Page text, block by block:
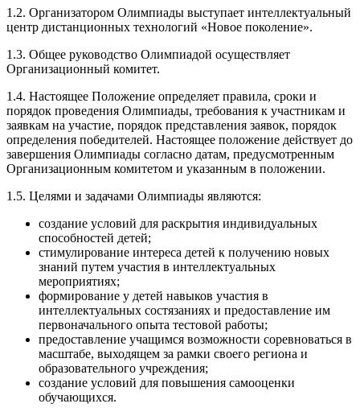
1.2. Организатором Олимпиады выступает интеллектуальный
центр дистанционных технологий «Новое поколение».
1.3. Общее руководство Олимпиадой осуществляет
Организационный комитет.
1.4. Настоящее Положение определяет правила, сроки и
порядок проведения Олимпиады, требования к участникам и
заявкам на участие, порядок представления заявок, порядок
определения победителей. Настоящее положение действует до
завершения Олимпиады согласно датам, предусмотренным
Организационным комитетом и указанным в положении.
1.5. Целями и задачами Олимпиады являются:
создание условий для раскрытия индивидуальных
способностей детей;
стимулирование интереса детей к получению новых
знаний путем участия в интеллектуальных
мероприятиях;
формирование у детей навыков участия в
интеллектуальных состязаниях и предоставление им
первоначального опыта тестовой работы;
предоставление учащимся возможности соревноваться в
масштабе, выходящем за рамки своего региона и
образовательного учреждения;
создание условий для повышения самооценки
обучающихся.